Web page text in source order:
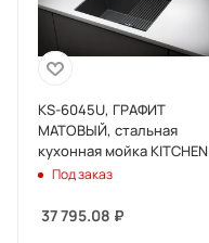
KS-6045U, ГРАФИТ
МАТОВЫЙ, стальная
кухонная мойка KITCHEN
SPACE
Под заказ
37 795.08 ₽